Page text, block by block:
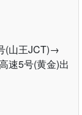
(山王JCT)→
速5号(黄金)出